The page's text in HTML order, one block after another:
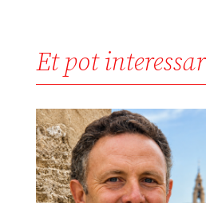
Et pot interessar